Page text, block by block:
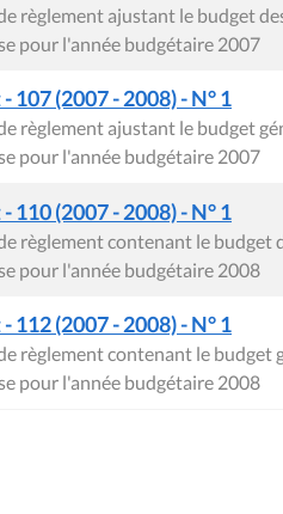
règlement ajustant le budget
pour l'année budgétaire 2007
107 (2007 - 2008) - N° 1
règlement ajustant le budget
pour l'année budgétaire 2007
110 (2007 - 2008) - N° 1
règlement contenant le budget
pour l'année budgétaire 2008
112 (2007 - 2008) - N° 1
règlement contenant le budget
pour l'année budgétaire 2008